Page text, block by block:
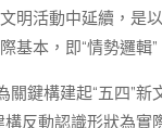
明活動中延續，是
基本，即“情勢邏輯”
關鍵構建起“五四”新
反動認識形狀為實